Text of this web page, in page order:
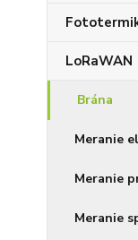
LoRaWAN
Brána
Meranie
Meranie
Meranie